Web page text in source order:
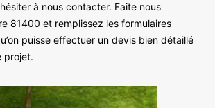
à nous contacter. Faite nous
81400 et remplissez les formulaires
puisse effectuer un devis bien détaillé
projet.